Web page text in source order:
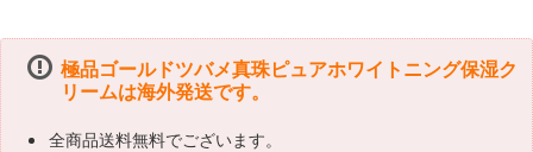
極品ゴールドツバメ真珠ピュアホワイトニング保湿ク
リームは海外発送です。
全商品送料無料でございます。